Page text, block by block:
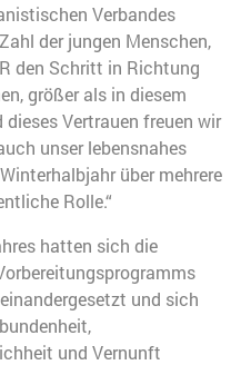
Verbandes
der jungen Menschen,
den Schritt in Richtung
größer als in diesem
Vertrauen freuen wir
unser lebensnahes
über mehrere
Rolle.“
hatten sich die
und sich
und Vernunft